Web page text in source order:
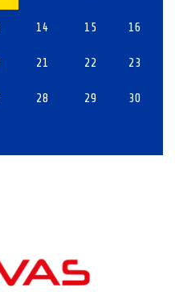
14 15 16
21 22 23
28 29 30